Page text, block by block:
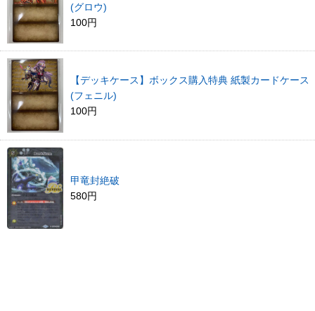
(グロウ)
100円
【デッキケース】ボックス購入特典 紙製カードケース
(フェニル)
100円
甲竜封絶破
580円